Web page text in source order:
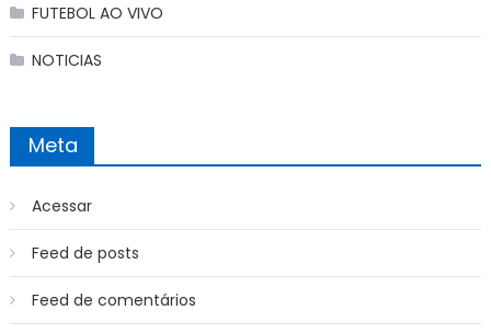
FUTEBOL AO VIVO
NOTICIAS
Meta
Acessar
Feed de posts
Feed de comentários